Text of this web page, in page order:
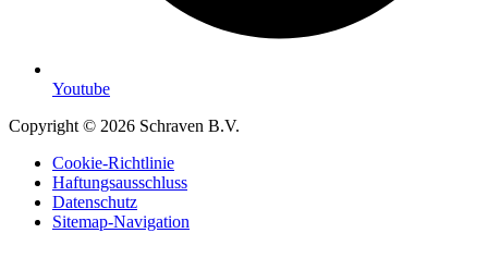
Youtube
Copyright © 2026 Schraven B.V.
Cookie-Richtlinie
Haftungsausschluss
Datenschutz
Sitemap-Navigation